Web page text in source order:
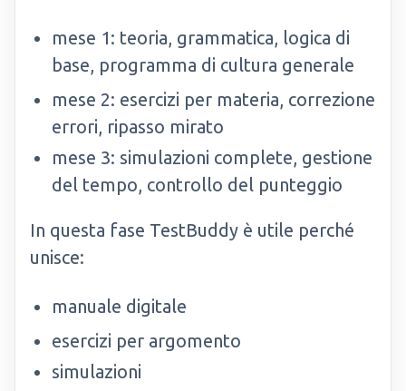
mese 1: teoria, grammatica, logica di
base, programma di cultura generale
mese 2: esercizi per materia, correzione
errori, ripasso mirato
mese 3: simulazioni complete, gestione
del tempo, controllo del punteggio
In questa fase TestBuddy è utile perché
unisce:
manuale digitale
esercizi per argomento
simulazioni